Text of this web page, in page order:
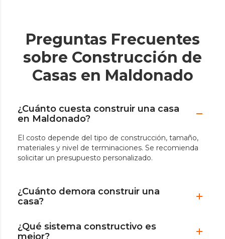
Preguntas Frecuentes
sobre Construcción de
Casas en Maldonado
¿Cuánto cuesta construir una casa
en Maldonado?
El costo depende del tipo de construcción, tamaño,
materiales y nivel de terminaciones. Se recomienda
solicitar un presupuesto personalizado.
¿Cuánto demora construir una
casa?
¿Qué sistema constructivo es
mejor?